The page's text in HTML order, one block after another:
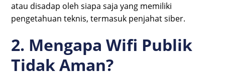
atau disadap oleh siapa saja yang memiliki
pengetahuan teknis, termasuk penjahat siber.
2. Mengapa Wifi Publik
Tidak Aman?